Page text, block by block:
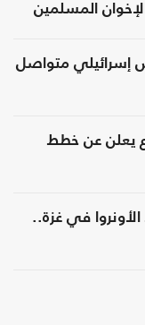
المسلمين
إسرائيلي متواصل
يعلن عن خطط
في غزة..